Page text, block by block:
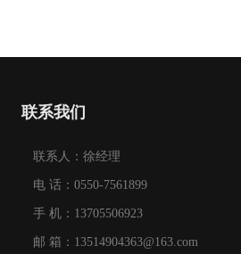
联系我们
联系人：徐经理
电 话：0550-7561899
手 机：13705506923
邮 箱：13514904363@163.com